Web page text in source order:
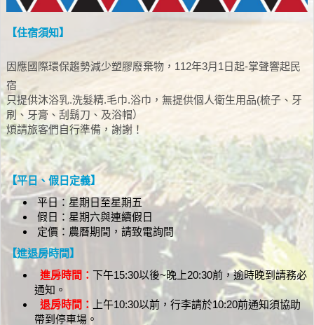
【住宿須知】
因應國際環保趨勢減少塑膠廢棄物，112年3月1日起-掌聲響起民
宿
只提供沐浴乳.洗髮精.毛巾.浴巾，無提供個人衛生用品(梳子、牙
刷、牙膏、刮鬍刀、及浴帽）
煩請旅客們自行準備，謝謝！
【平日、假日定義】
平日：星期日至星期五
假日：星期六與連續假日
定價：農曆期間，請致電詢問
【進退房時間】
進房時間： 下午15:30以後~晚上20:30前，逾時晚到請務必
通知。
退房時間：
上午10:30以前，行李請於10:20前通知須協助
帶到停車場。